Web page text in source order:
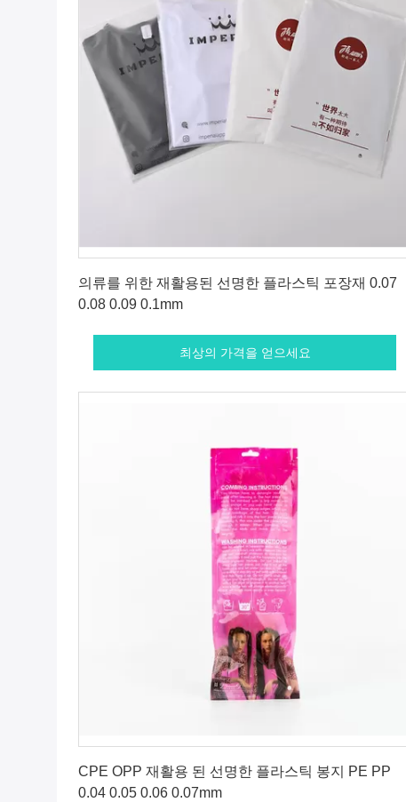
의류를 위한 재활용된 선명한 플라스틱 포장재 0.07
0.08 0.09 0.1mm
최상의 가격을 얻으세요
CPE OPP 재활용 된 선명한 플라스틱 봉지 PE PP
0.04 0.05 0.06 0.07mm